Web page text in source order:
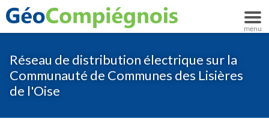
Réseau de distribution électrique sur la
Communauté de Communes des Lisières
de l'Oise